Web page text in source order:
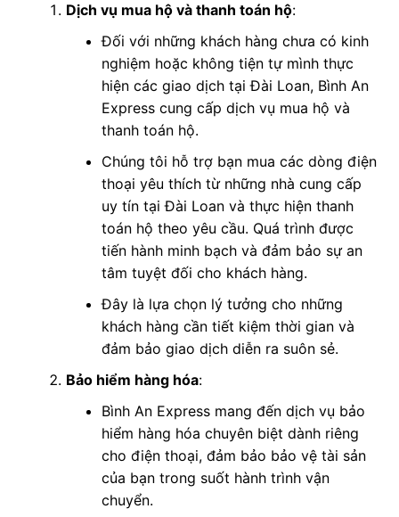
Dịch vụ mua hộ và thanh toán hộ:
Đối với những khách hàng chưa có kinh
nghiệm hoặc không tiện tự mình thực
hiện các giao dịch tại Đài Loan, Bình An
Express cung cấp dịch vụ mua hộ và
thanh toán hộ.
Chúng tôi hỗ trợ bạn mua các dòng điện
thoại yêu thích từ những nhà cung cấp
uy tín tại Đài Loan và thực hiện thanh
toán hộ theo yêu cầu. Quá trình được
tiến hành minh bạch và đảm bảo sự an
tâm tuyệt đối cho khách hàng.
Đây là lựa chọn lý tưởng cho những
khách hàng cần tiết kiệm thời gian và
đảm bảo giao dịch diễn ra suôn sẻ.
Bảo hiểm hàng hóa:
Bình An Express mang đến dịch vụ bảo
hiểm hàng hóa chuyên biệt dành riêng
cho điện thoại, đảm bảo bảo vệ tài sản
của bạn trong suốt hành trình vận
chuyển.